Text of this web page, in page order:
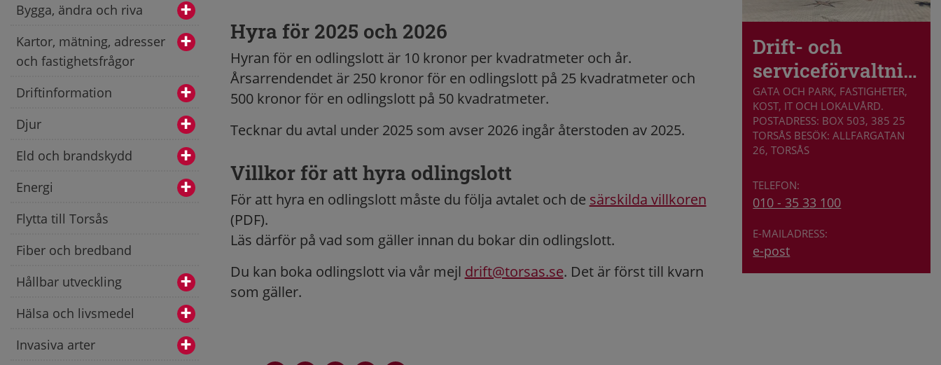
Bygga, ändra och riva
Kartor, mätning, adresser
och fastighetsfrågor
Driftinformation
Djur
Eld och brandskydd
Energi
Flytta till Torsås
Fiber och bredband
Hållbar utveckling
Hälsa och livsmedel
Invasiva arter
Hyra för 2025 och 2026
Hyran för en odlingslott är 10 kronor per kvadratmeter och år.
Årsarrendendet är 250 kronor för en odlingslott på 25 kvadratmeter och
500 kronor för en odlingslott på 50 kvadratmeter.
Tecknar du avtal under 2025 som avser 2026 ingår återstoden av 2025.
Villkor för att hyra odlingslott
För att hyra en odlingslott måste du följa avtalet och de särskilda villkoren
(PDF).
Läs därför på vad som gäller innan du bokar din odlingslott.
Du kan boka odlingslott via vår mejl drift@torsas.se. Det är först till kvarn
som gäller.
Drift- och
serviceförvaltningen
GATA OCH PARK, FASTIGHETER,
KOST, IT OCH LOKALVÅRD.
POSTADRESS: BOX 503, 385 25
TORSÅS BESÖK: ALLFARGATAN
26, TORSÅS
010 - 35 33 100
e-post